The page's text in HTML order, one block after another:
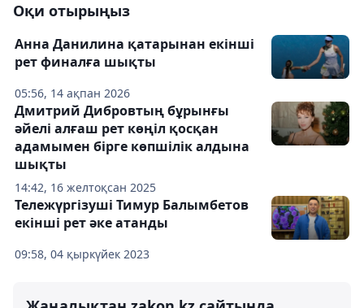
Оқи отырыңыз
05:56, 14 ақпан 2026
Анна Данилина қатарынан екінші
рет финалға шықты
14:42, 16 желтоқсан 2025
Дмитрий Дибровтың бұрынғы
әйелі алғаш рет көңіл қосқан
адамымен бірге көпшілік алдына
шықты
09:58, 04 қыркүйек 2023
Тележүргізуші Тимур Балымбетов
екінші рет әке атанды